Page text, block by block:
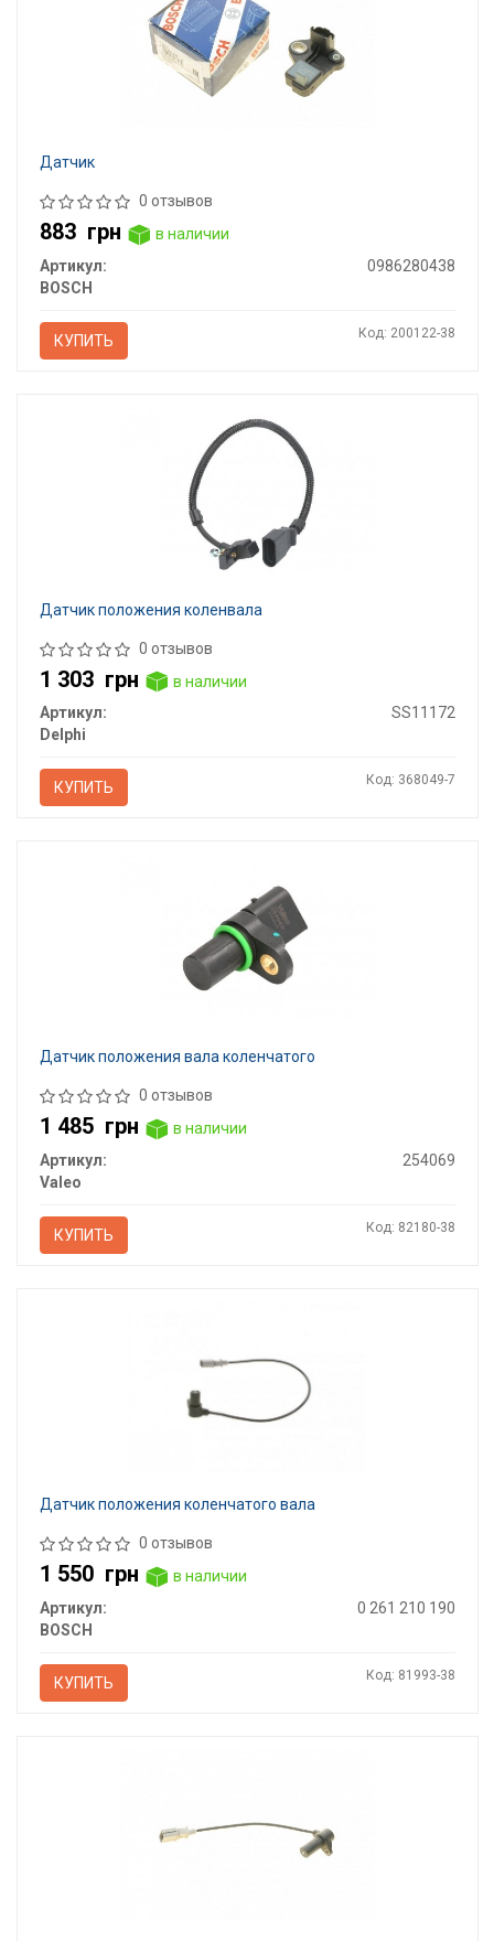
Датчик
0 отзывов
883 грн
в наличии
Артикул:
0986280438
BOSCH
КУПИТЬ Код: 200122-38
Датчик положения коленвала
0 отзывов
1 303 грн
в наличии
Артикул:
SS11172
Delphi
КУПИТЬ Код: 368049-7
Датчик положения вала коленчатого
0 отзывов
1 485 грн
в наличии
Артикул:
254069
Valeo
КУПИТЬ Код: 82180-38
Датчик положения коленчатого вала
0 отзывов
1 550 грн
в наличии
Артикул:
0 261 210 190
BOSCH
КУПИТЬ Код: 81993-38